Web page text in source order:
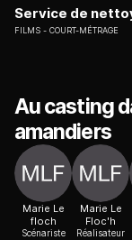
Service de
FILMS COURT-MÉTRAGE
Au casting
amandiers
Marie Le
floch
Scénariste
Marie Le
Floc'h
Réalisateur